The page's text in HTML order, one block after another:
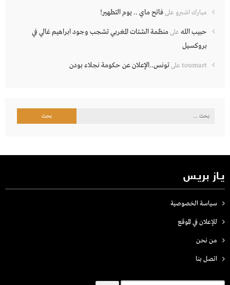
مبارك اشبرو علىفاتح ماي .. يوم التطهير!
حبيب الله علىمنظمة الشتات المغربي تشجب وجود ابراهيم غالي في
بروكسيل
toumart علىتونس..الإعلان عن حكومة نجلاء بودن
البحث
يـاز بريـس
سياسة الخصوصية
للإعلان في الموقع
من نحن
اتصل بنـا